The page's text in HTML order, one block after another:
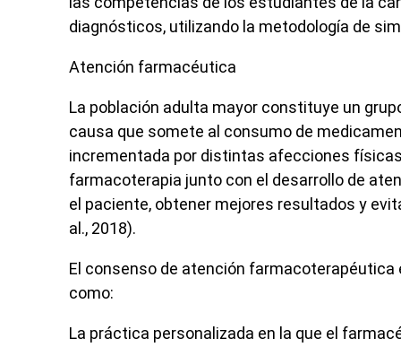
diagnósticos, utilizando la metodología de
Atención farmacéutica
La población adulta mayor constituye un
causa que somete al consumo de
incrementada por distintas afecciones
farmacoterapia junto con el desarrollo de
el paciente, obtener mejores resultados y
al ., 2018).
El consenso de atención
como:
La práctica personalizada en la que el